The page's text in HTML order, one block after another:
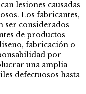
lesiones causadas
Los fabricantes,
ser considerados
de productos
fabricación o
por
una amplia
defectuosos hasta